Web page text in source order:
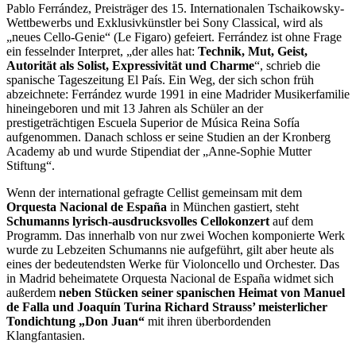
Pablo Ferrández, Preisträger des 15. Internationalen Tschaikowsky-
Wettbewerbs und Exklusivkünstler bei Sony Classical, wird als
„neues Cello-Genie“ (Le Figaro) gefeiert. Ferrández ist ohne Frage
ein fesselnder Interpret, „der alles hat: Technik, Mut, Geist,
Autorität als Solist, Expressivität und Charme“, schrieb die
spanische Tageszeitung El País. Ein Weg, der sich schon früh
abzeichnete: Ferrández wurde 1991 in eine Madrider Musikerfamilie
hineingeboren und mit 13 Jahren als Schüler an der
prestigeträchtigen Escuela Superior de Música Reina Sofía
aufgenommen. Danach schloss er seine Studien an der Kronberg
Academy ab und wurde Stipendiat der „Anne-Sophie Mutter
Stiftung“.
Wenn der international gefragte Cellist gemeinsam mit dem
Orquesta Nacional de España in München gastiert, steht
Schumanns lyrisch-ausdrucksvolles Cellokonzert auf dem
Programm. Das innerhalb von nur zwei Wochen komponierte Werk
wurde zu Lebzeiten Schumanns nie aufgeführt, gilt aber heute als
eines der bedeutendsten Werke für Violoncello und Orchester. Das
in Madrid beheimatete Orquesta Nacional de España widmet sich
außerdem neben Stücken seiner spanischen Heimat von Manuel
de Falla und Joaquín Turina Richard Strauss’ meisterlicher
Tondichtung „Don Juan“ mit ihren überbordenden
Klangfantasien.